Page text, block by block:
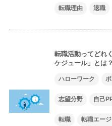
転職理由 退職
転職活動ってどれ
ケジュール」とは？
ハローワーク
志望分野 自己
転職 転職エー